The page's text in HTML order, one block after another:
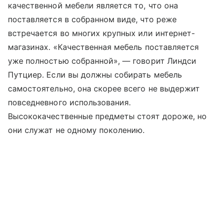
качественной мебели является то, что она
поставляется в собранном виде, что реже
встречается во многих крупных или интернет-
магазинах. «Качественная мебель поставляется
уже полностью собранной», — говорит Линдси
Путциер. Если вы должны собирать мебель
самостоятельно, она скорее всего не выдержит
повседневного использования.
Высококачественные предметы стоят дороже, но
они служат не одному поколению.